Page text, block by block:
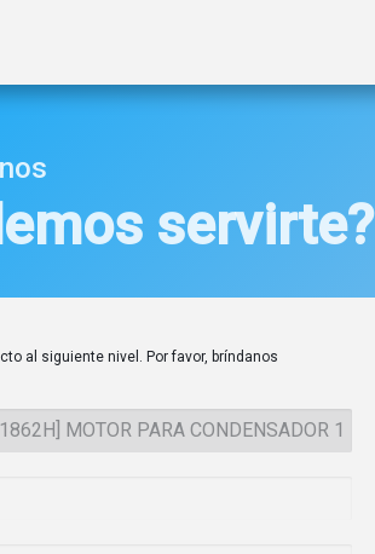
servirte?
al siguiente nivel. Por favor, bríndanos